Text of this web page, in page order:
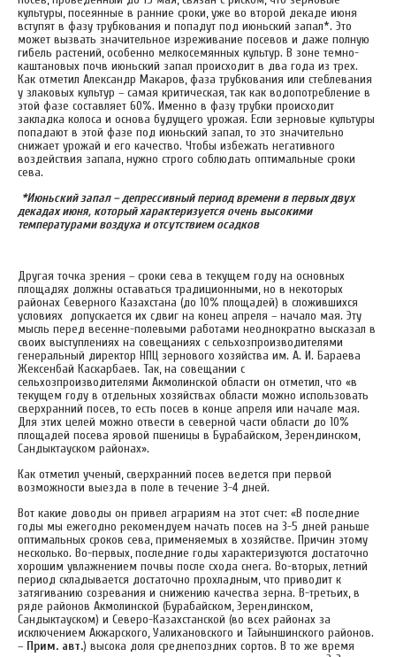
культуры, посеянные в ранние сроки, уже во второй декаде июня
вступят в фазу трубкования и попадут под июньский запал*. Это
может вызвать значительное изреживание посевов и даже полную
гибель растений, особенно мелкосемянных культур. В зоне темно-
каштановых почв июньский запал происходит в два года из трех.
Как отметил Александр Макаров, фаза трубкования или стеблевания
у злаковых культур – самая критическая, так как водопотребление в
этой фазе составляет 60%. Именно в фазу трубки происходит
закладка колоса и основа будущего урожая. Если зерновые культуры
попадают в этой фазе под июньский запал, то это значительно
снижает урожай и его качество. Чтобы избежать негативного
воздействия запала, нужно строго соблюдать оптимальные сроки
сева.
*Июньский запал – депрессивный период времени в первых двух
декадах июня, который характеризуется очень высокими
температурами воздуха и отсутствием осадков
Другая точка зрения – сроки сева в текущем году на основных
площадях должны оставаться традиционными, но в некоторых
районах Северного Казахстана (до 10% площадей) в сложившихся
условиях допускается их сдвиг на конец апреля – начало мая. Эту
мысль перед весенне-полевыми работами неоднократно высказал в
своих выступлениях на совещаниях с сельхозпроизводителями
генеральный директор НПЦ зернового хозяйства им. А. И. Бараева
Жексенбай Каскарбаев. Так, на совещании с
сельхозпроизводителями Акмолинской области он отметил, что «в
текущем году в отдельных хозяйствах области можно использовать
сверхранний посев, то есть посев в конце апреля или начале мая.
Для этих целей можно отвести в северной части области до 10%
площадей посева яровой пшеницы в Бурабайском, Зерендинском,
Сандыктауском районах».
Как отметил ученый, сверхранний посев ведется при первой
возможности выезда в поле в течение 3-4 дней.
Вот какие доводы он привел аграриям на этот счет: «В последние
годы мы ежегодно рекомендуем начать посев на 3-5 дней раньше
оптимальных сроков сева, применяемых в хозяйстве. Причин этому
несколько. Во-первых, последние годы характеризуются достаточно
хорошим увлажнением почвы после схода снега. Во-вторых, летний
период складывается достаточно прохладным, что приводит к
затягиванию созревания и снижению качества зерна. В-третьих, в
ряде районов Акмолинской (Бурабайском, Зерендинском,
Сандыктауском) и Северо-Казахстанской (во всех районах за
исключением Акжарского, Уалихановского и Тайыншинского районов.
– Прим. авт.) высока доля среднепоздних сортов. В то же время